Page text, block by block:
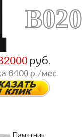
B020
руб.
6400р./мес.
Памятник